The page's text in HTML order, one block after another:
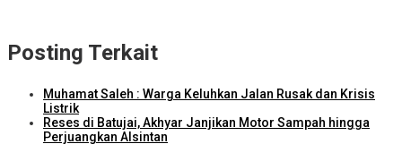
Posting Terkait
Muhamat Saleh : Warga Keluhkan Jalan Rusak dan Krisis
Listrik
Reses di Batujai, Akhyar Janjikan Motor Sampah hingga
Perjuangkan Alsintan